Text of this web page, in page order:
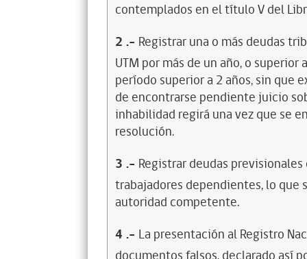
contemplados en el título V del
2 .- Registrar una o más deudas
UTM por más de un año, o
período superior a 2 años, sin que
de encontrarse pendiente juicio
inhabilidad regirá una vez que se
resolución.
3 .- Registrar deudas
trabajadores dependientes, lo
autoridad competente.
4 .- La presentación al Registro